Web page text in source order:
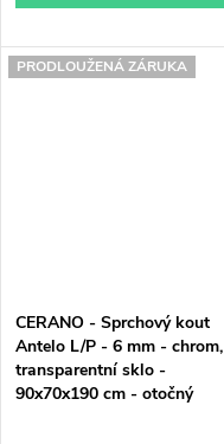
PRODLOUŽENÁ ZÁRUKA
CERANO - Sprchový kout
Antelo L/P - 6 mm - chrom,
transparentní sklo -
90x70x190 cm - otočný